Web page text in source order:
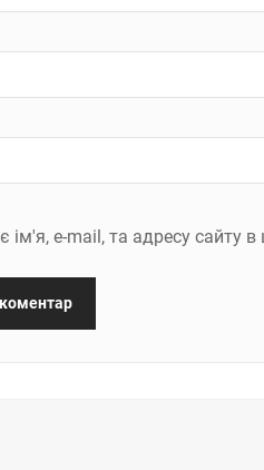
ім'я, e-mail, та адресу сайту